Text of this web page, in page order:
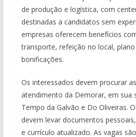
de produção e logística, com
destinadas a candidatos sem
empresas oferecem benefícios
transporte, refeição no local, plano
bonificações.
Os interessados devem procurar
atendimento da Demorar, em sua
Tempo da Galvão e Do Oliveiras.
devem levar documentos
e currículo atualizado. As vagas